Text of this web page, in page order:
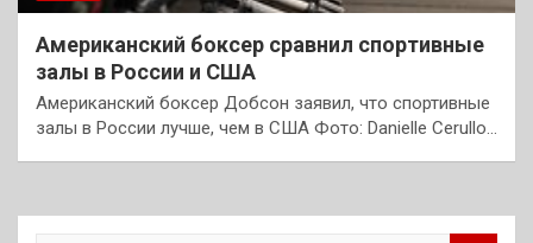
Американский боксер сравнил спортивные
залы в России и США
Американский боксер Добсон заявил, что спортивные
залы в России лучше, чем в США Фото: Danielle Cerullo…